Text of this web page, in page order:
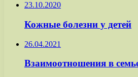
23.10.2020
Кожные болезни у детей
26.04.2021
Взаимоотношения в